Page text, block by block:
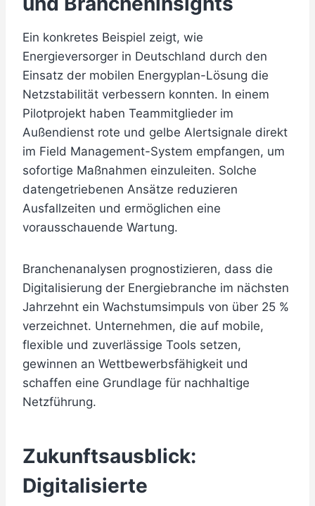
Ein konkretes Beispiel zeigt, wie
Energieversorger in Deutschland durch den
Einsatz der mobilen Energyplan-Lösung die
Netzstabilität verbessern konnten. In einem
Pilotprojekt haben Teammitglieder im
Außendienst rote und gelbe Alertsignale direkt
im Field Management-System empfangen, um
sofortige Maßnahmen einzuleiten. Solche
datengetriebenen Ansätze reduzieren
Ausfallzeiten und ermöglichen eine
vorausschauende Wartung.
Branchenanalysen prognostizieren, dass die
Digitalisierung der Energiebranche im nächsten
Jahrzehnt ein Wachstumsimpuls von über 25 %
verzeichnet. Unternehmen, die auf mobile,
flexible und zuverlässige Tools setzen,
gewinnen an Wettbewerbsfähigkeit und
schaffen eine Grundlage für nachhaltige
Netzführung.
Zukunftsausblick:
Digitalisierte